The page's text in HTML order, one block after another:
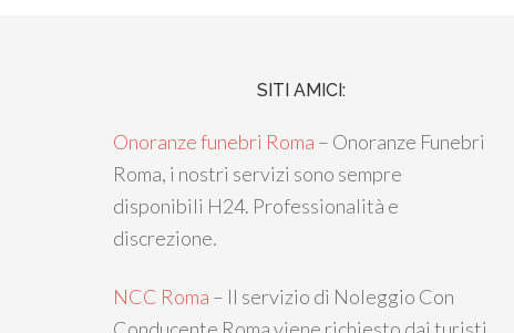
SITI AMICI:
Onoranze funebri Roma – Onoranze Funebri
Roma, i nostri servizi sono sempre
disponibili H24. Professionalità e
discrezione.
NCC Roma – Il servizio di Noleggio Con